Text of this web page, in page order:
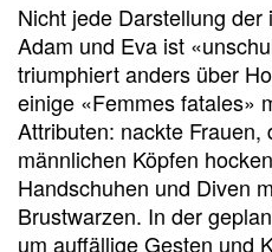
Nicht jede Darstellung
Adam und Eva ist
triumphiert anders über
einige «Femmes fatales»
Attributen: nackte
männlichen Köpfen
Handschuhen und Diven
Brustwarzen. In der
um auffällige Gesten und